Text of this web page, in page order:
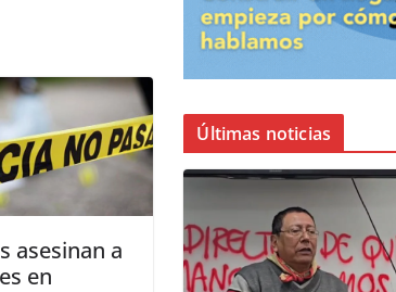
asesinan a
en
Últimas noticias